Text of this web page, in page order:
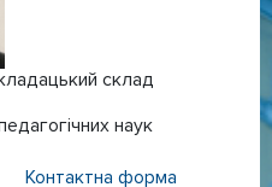
склад
наук
Контактна форма